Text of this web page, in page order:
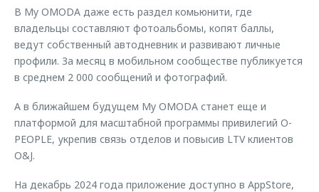
В My OMODA даже есть раздел комьюнити, где
владельцы составляют фотоальбомы, копят баллы,
ведут собственный автодневник и развивают личные
профили. За месяц в мобильном сообществе публикуется
в среднем 2 000 сообщений и фотографий.
А в ближайшем будущем My OMODA станет еще и
платформой для масштабной программы привилегий O-
PEOPLE, укрепив связь отделов и повысив LTV клиентов
O&J.
На декабрь 2024 года приложение доступно в AppStore,